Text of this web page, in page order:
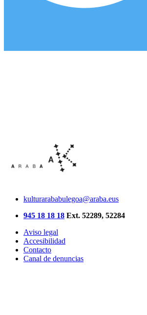
kulturarababulegoa@araba.eus
945 18 18 18 Ext. 52289, 52284
Aviso legal
Accesibilidad
Contacto
Canal de denuncias